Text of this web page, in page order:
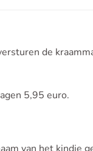
de
5,95 euro.